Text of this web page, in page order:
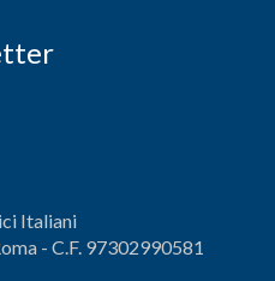
Italiani
- C.F. 97302990581